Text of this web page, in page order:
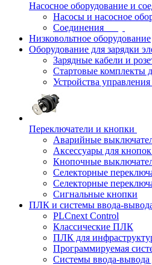
Насосное оборудование и
Насосы и насосное
Соединения
Низковольтное оборудование
Оборудование для зарядки
Зарядные кабели и
Стартовые комплекты
Устройства
Переключатели и кнопки
Аварийные
Аксессуары для
Кнопочные
Селекторные
Селекторные
Сигнальные кнопки
ПЛК и системы ввода-
PLCnext Control
Классические ПЛК
ПЛК для
Программируемая
Системы ввода-вывода